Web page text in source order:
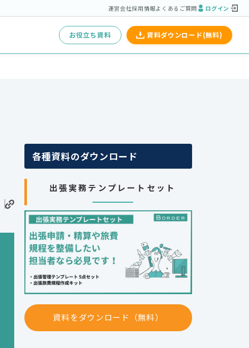
運営会社採用情報よくあるご質問 ログイン
お役立ち資料 資料ダウンロード(無料)
各種資料のダウンロード
出張実務テンプレートセット
資料をダウンロード（無料）